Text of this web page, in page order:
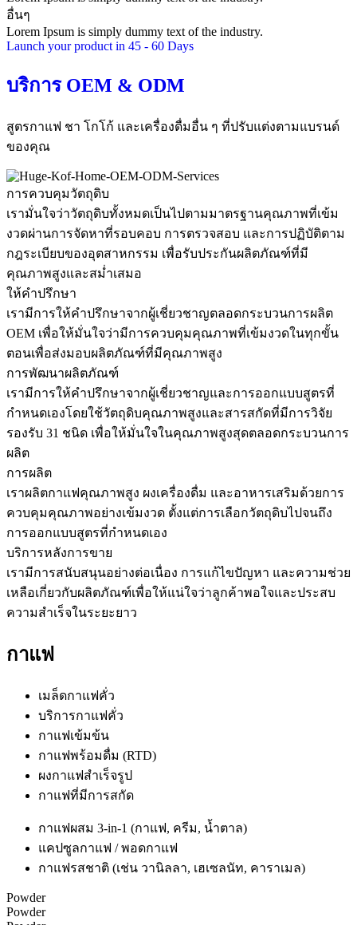
อื่นๆ
Lorem Ipsum is simply dummy text of the industry.
Launch your product in 45 - 60 Days
บริการ OEM & ODM
สูตรกาแฟ ชา โกโก้ และเครื่องดื่มอื่น ๆ ที่ปรับแต่งตามแบรนด์
ของคุณ
การควบคุมวัตถุดิบ
เรามั่นใจว่าวัตถุดิบทั้งหมดเป็นไปตามมาตรฐานคุณภาพที่เข้ม
งวดผ่านการจัดหาที่รอบคอบ การตรวจสอบ และการปฏิบัติตาม
กฎระเบียบของอุตสาหกรรม เพื่อรับประกันผลิตภัณฑ์ที่มี
คุณภาพสูงและสม่ำเสมอ
ให้คำปรึกษา
เรามีการให้คำปรึกษาจากผู้เชี่ยวชาญตลอดกระบวนการผลิต
OEM เพื่อให้มั่นใจว่ามีการควบคุมคุณภาพที่เข้มงวดในทุกขั้น
ตอนเพื่อส่งมอบผลิตภัณฑ์ที่มีคุณภาพสูง
การพัฒนาผลิตภัณฑ์
เรามีการให้คำปรึกษาจากผู้เชี่ยวชาญและการออกแบบสูตรที่
กำหนดเองโดยใช้วัตถุดิบคุณภาพสูงและสารสกัดที่มีการวิจัย
รองรับ 31 ชนิด เพื่อให้มั่นใจในคุณภาพสูงสุดตลอดกระบวนการ
ผลิต
การผลิต
เราผลิตกาแฟคุณภาพสูง ผงเครื่องดื่ม และอาหารเสริมด้วยการ
ควบคุมคุณภาพอย่างเข้มงวด ตั้งแต่การเลือกวัตถุดิบไปจนถึง
การออกแบบสูตรที่กำหนดเอง
บริการหลังการขาย
เรามีการสนับสนุนอย่างต่อเนื่อง การแก้ไขปัญหา และความช่วย
เหลือเกี่ยวกับผลิตภัณฑ์เพื่อให้แน่ใจว่าลูกค้าพอใจและประสบ
ความสำเร็จในระยะยาว
กาแฟ
เมล็ดกาแฟคั่ว
บริการกาแฟคั่ว
กาแฟเข้มข้น
กาแฟพร้อมดื่ม (RTD)
ผงกาแฟสำเร็จรูป
กาแฟที่มีการสกัด
กาแฟผสม 3-in-1 (กาแฟ, ครีม, น้ำตาล)
แคปซูลกาแฟ / พอดกาแฟ
กาแฟรสชาติ (เช่น วานิลลา, เฮเซลนัท, คาราเมล)
Powder
Powder